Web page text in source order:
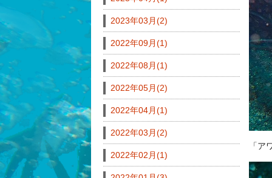
「ア
2023年03月(2)
2022年09月(1)
2022年08月(1)
2022年05月(2)
2022年04月(1)
2022年03月(2)
2022年02月(1)